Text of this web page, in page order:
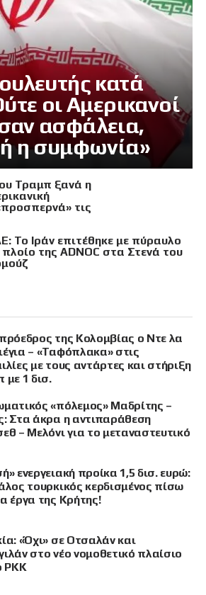
κατά
οι Αμερικανοί
ασφάλεια,
η συμφωνία»
Τραμπ ξανά η
τις
Το Ιράν επιτέθηκε με πύραυλο
πλοίο της ADNOC στα Στενά του
της Κολομβίας ο Ντε λα
– «Ταφόπλακα» στις
με τους αντάρτες και στήριξη
με 1 δισ.
«πόλεμος» Μαδρίτης –
Στα άκρα η αντιπαράθεση
– Μελόνι για το μεταναστευτικό
ενεργειακή προίκα 1,5 δισ. ευρώ:
τουρκικός κερδισμένος πίσω
έργα της Κρήτης!
«Όχι» σε Οτσαλάν και
στο νέο νομοθετικό πλαίσιο
PKK